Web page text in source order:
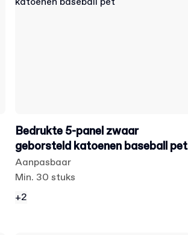
Bedrukte 5-panel zwaar
geborsteld katoenen baseball pet
Aanpasbaar
Min. 30 stuks
+2